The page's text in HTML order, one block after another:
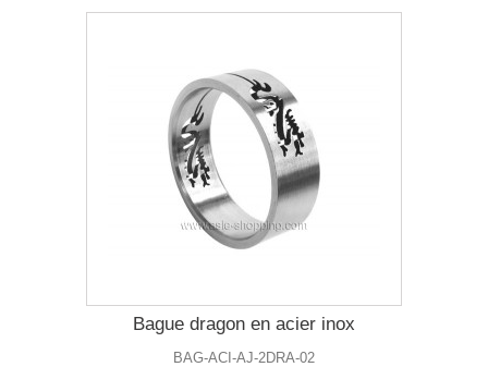
Bague dragon en acier inox
BAG-ACI-AJ-2DRA-02